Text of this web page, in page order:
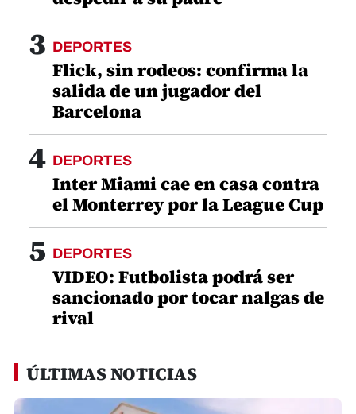
3 DEPORTES
Flick, sin rodeos: confirma la
salida de un jugador del
Barcelona
4 DEPORTES
Inter Miami cae en casa contra
el Monterrey por la League Cup
5 DEPORTES
VIDEO: Futbolista podrá ser
sancionado por tocar nalgas de
rival
ÚLTIMAS NOTICIAS